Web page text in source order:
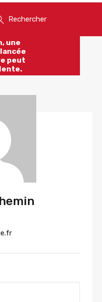
Rechercher
une
peut